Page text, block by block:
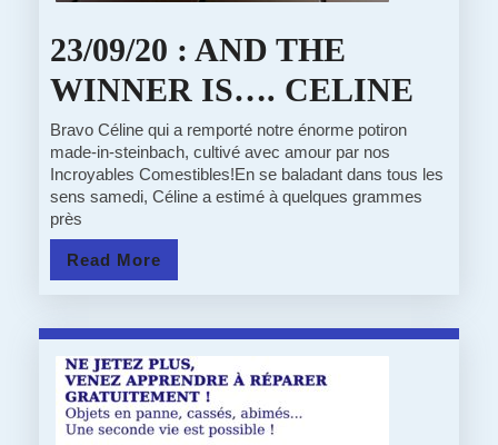
23/09/20 : AND THE
WINNER IS…. CELINE
AND
THE
Bravo Céline qui a remporté notre énorme potiron
made-in-steinbach, cultivé avec amour par nos
Incroyables Comestibles!En se baladant dans tous les
sens samedi, Céline a estimé à quelques grammes
près
Read More
More